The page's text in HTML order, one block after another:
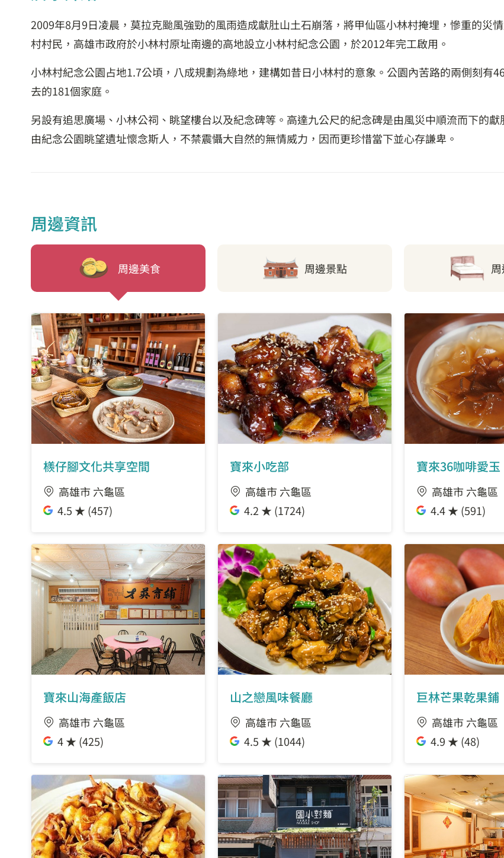
2009年8月9日凌晨，莫拉克颱風強勁的風雨造成獻肚山土石崩落，將甲仙區小林村掩埋，慘重的災
村村民，高雄市政府於小林村原址南邊的高地設立小林村紀念公園，於2012年完工啟用。
小林村紀念公園占地1.7公頃，八成規劃為綠地，建構如昔日小林村的意象。公園內苦路的兩側刻有
去的181個家庭。
另設有追思廣場、小林公祠、眺望樓台以及紀念碑等。高達九公尺的紀念碑是由風災中順流而下的
由紀念公園眺望遺址懷念斯人，不禁震懾大自然的無情威力，因而更珍惜當下並心存謙卑。
周邊資訊
周邊美食 周邊景點
檨仔腳文化共享空間
高雄市 六龜區
4.5 ★ (457)
寶來小吃部
高雄市 六龜區
4.2 ★ (1724)
寶來36咖啡愛玉
高雄市 六龜區
4.4 ★ (591)
寶來山海產飯店
高雄市 六龜區
4 ★ (425)
山之戀風味餐廳
高雄市 六龜區
4.5 ★ (1044)
巨林芒果乾果鋪
高雄市 六龜區
4.9 ★ (48)